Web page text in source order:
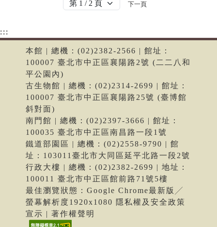
下一頁
:::
本館 | 總機：(02)2382-2566 | 館址：
100007 臺北市中正區襄陽路2號 (二二八和
平公園內)
古生物館 | 總機：(02)2314-2699 | 館址：
100007 臺北市中正區襄陽路25號 (臺博館
斜對面)
南門館 | 總機：(02)2397-3666 | 館址：
100035 臺北市中正區南昌路一段1號
鐵道部園區 | 總機：(02)2558-9790 | 館
址：103011臺北市大同區延平北路一段2號
行政大樓 | 總機：(02)2382-2699 | 地址：
100011 臺北市中正區館前路71號5樓
最佳瀏覽狀態：Google Chrome最新版╱
螢幕解析度1920x1080 隱私權及安全政策
宣示 | 著作權聲明